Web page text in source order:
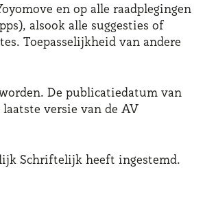
en op alle raadplegingen
alsook alle suggesties of
Toepasselijkheid van andere
De publicatiedatum van
versie van de AV
Schriftelijk heeft ingestemd.